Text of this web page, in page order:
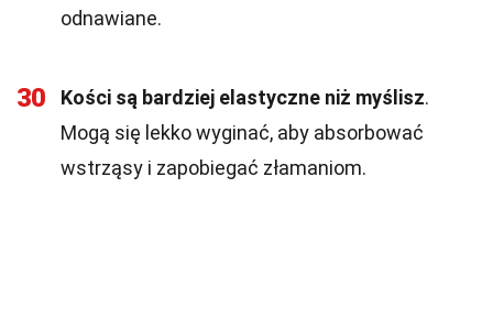
odnawiane.
30 Kości są bardziej elastyczne niż myślisz.
Mogą się lekko wyginać, aby absorbować
wstrząsy i zapobiegać złamaniom.